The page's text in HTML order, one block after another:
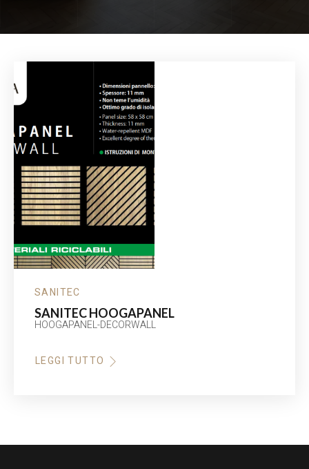
SANITEC
SANITEC HOOGAPANEL
HOOGAPANEL-DECORWALL
LEGGI TUTTO
ABOUT